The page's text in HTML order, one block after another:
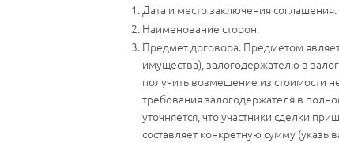
Дата и место заключения соглашения.
Наименование сторон.
Предмет договора. Предметом
имущества), залогодержателю в
получить возмещение из стоимости
требования залогодержателя в
уточняется, что участники сделки
составляет конкретную сумму